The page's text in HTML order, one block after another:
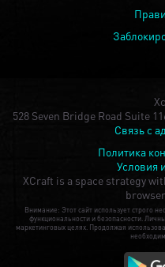
528 Seven Bridge Road Suite
Связь с
Политика
Условия
XCraft is a space strategy
browser.
Внимание: Этот сайт использует строго
функциональности и безопасности.
маркетинговых целях. Продолжая